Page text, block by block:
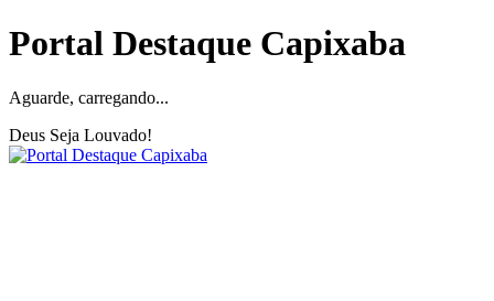
Portal Destaque Capixaba
Aguarde, carregando...
Deus Seja Louvado!